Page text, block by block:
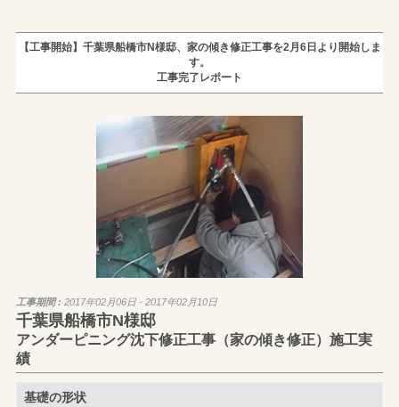
【工事開始】千葉県船橋市N様邸、家の傾き修正工事を2月6日より開始しま
す。
工事完了レポート
工事期間 : 2017年02月06日 - 2017年02月10日
千葉県船橋市N様邸
アンダーピニング沈下修正工事（家の傾き修正）施工実
績
基礎の形状